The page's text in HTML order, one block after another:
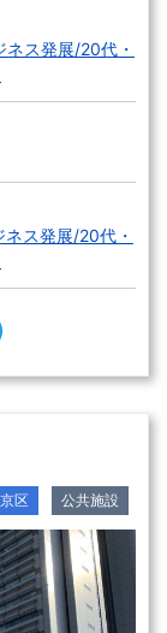
ス発展/20代・
ス発展/20代・
区 公共施設